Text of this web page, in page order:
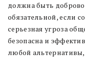
должна быть
обязательной, если
серьезная угроза
безопасна и
любой